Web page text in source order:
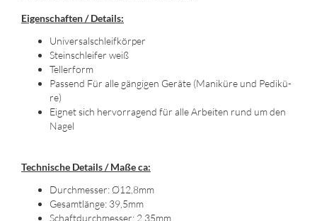
Ei­gen­schaf­ten / De­tails:
Uni­ver­sal­schleif­kör­per
Stein­schlei­fer weiß
Tel­ler­form
Pas­send Für alle gän­gi­gen Ge­rä­te (Ma­ni­kü­re und Pe­di­kü­
re)
Eig­net sich her­vor­ra­gend für alle Ar­bei­ten rund um den
Nagel
Tech­ni­sche De­tails / Maße ca:
Durch­mes­ser: Ø12,8mm
Ge­samt­län­ge: 39,5mm
Schaft­durch­mes­ser: 2,35mm